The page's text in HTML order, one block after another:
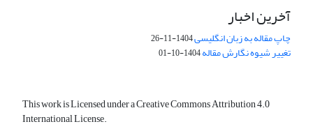
آخرین اخبار
چاپ مقاله به زبان انگلیسی1404-11-26
تغییر شیوه نگارش مقاله1404-10-01
This work is Licensed under a Creative Commons Attribution 4.0
International License.